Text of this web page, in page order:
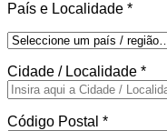
País e Localidade *
Cidade / Localidade *
Código Postal *